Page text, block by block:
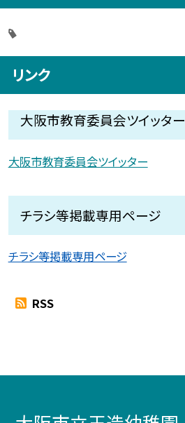
リンク
大阪市教育委員会ツイッター
大阪市教育委員会ツイッター
チラシ等掲載専用ページ
チラシ等掲載専用ページ
RSS